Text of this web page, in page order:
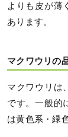
よりも皮が薄
あります。
マクワウリの
マクワウリは
です。一般的
は黄色系・緑